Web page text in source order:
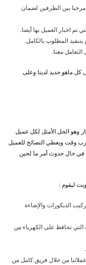
مرحبا بين الطرفين لضمان
تم اخبار العميل بها أيضا.
بتنفيذ المطلوب بالكامل.
معنا.
ماهو جديد لدينا وعلى
وهو الحل الأمثل لكل عميل
وقت ويعطي النصائح للعميل
في حال حدوث أمر ما لحين
ليقوم :
الديكورات والإضاءة
تحافظ على الكهرباء من
من خلال فريق كامل من